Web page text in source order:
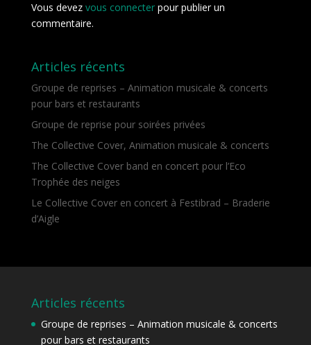
Vous devez vous connecterpour publier un
commentaire.
Articles récents
Groupe de reprises – Animation musicale & concerts
pour bars et restaurants
Groupe de reprise pour soirées privées
The Collective Cover, Animation musicale & concerts
The Collective Cover band en concert pour l’Eco
Trophée des neiges
Le Collective Cover en concert à Festibrad – Braderie
d’Aigle
Articles récents
Groupe de reprises – Animation musicale & concerts
pour bars et restaurants